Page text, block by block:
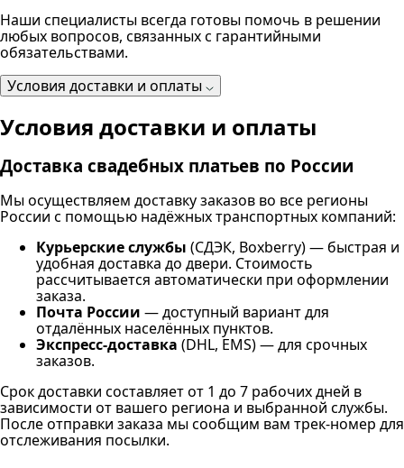
Наши специалисты всегда готовы помочь в решении
любых вопросов, связанных с гарантийными
обязательствами.
Условия доставки и оплаты
Условия доставки и оплаты
Доставка свадебных платьев по России
Мы осуществляем доставку заказов во все регионы
России с помощью надёжных транспортных компаний:
Курьерские службы (СДЭК, Boxberry) — быстрая и
удобная доставка до двери. Стоимость
рассчитывается автоматически при оформлении
заказа.
Почта России — доступный вариант для
отдалённых населённых пунктов.
Экспресс-доставка (DHL, EMS) — для срочных
заказов.
Срок доставки составляет от 1 до 7 рабочих дней в
зависимости от вашего региона и выбранной службы.
После отправки заказа мы сообщим вам трек-номер для
отслеживания посылки.